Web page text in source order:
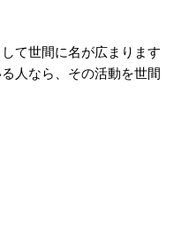
て世間に名が広まります
人なら、その活動を世間